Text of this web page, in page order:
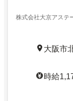
株式会社大京アステ
大阪市
時給